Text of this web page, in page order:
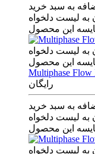
به سبد خرید
به لیست دلخواه
این محصول
به لیست دلخواه
این محصول
Multiphase Flow
رایگان
به سبد خرید
به لیست دلخواه
این محصول
به لیست دلخواه